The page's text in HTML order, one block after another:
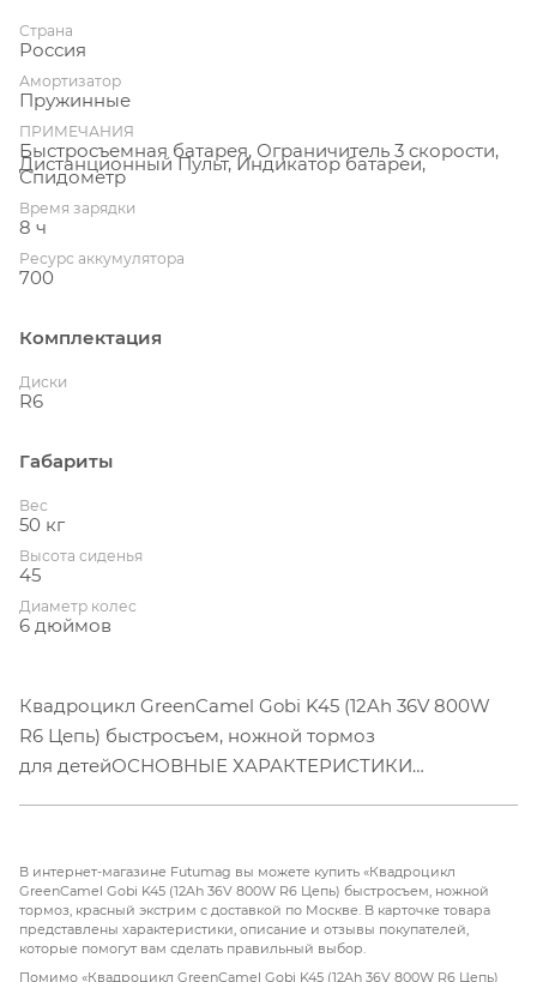
Страна
Россия
Амортизатор
Пружинные
ПРИМЕЧАНИЯ
Быстросъемная батарея, Ограничитель 3 скорости,
Дистанционный Пульт, Индикатор батареи,
Спидометр
Время зарядки
8 ч
Ресурс аккумулятора
700
Комплектация
Диски
R6
Габариты
Вес
50 кг
Высота сиденья
45
Диаметр колес
6 дюймов
Квадроцикл GreenCamel Gobi K45 (12Ah 36V 800W
R6 Цепь) быстросъем, ножной тормоз
для детейОСНОВНЫЕ ХАРАКТЕРИСТИКИ
Max скорость: до 20 км/ч
Max пробег: до 20 км
Max нагрузка: 60 кг
В интернет-магазине Futumag вы можете купить «Квадроцикл
GreenCamel Gobi K45 (12Ah 36V 800W R6 Цепь) быстросъем, ножной
тормоз, красный экстрим с доставкой по Москве. В карточке товара
представлены характеристики, описание и отзывы покупателей,
которые помогут вам сделать правильный выбор.
Помимо «Квадроцикл GreenCamel Gobi K45 (12Ah 36V 800W R6 Цепь)